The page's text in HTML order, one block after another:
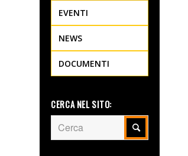
EVENTI
NEWS
DOCUMENTI
CERCA NEL SITO: